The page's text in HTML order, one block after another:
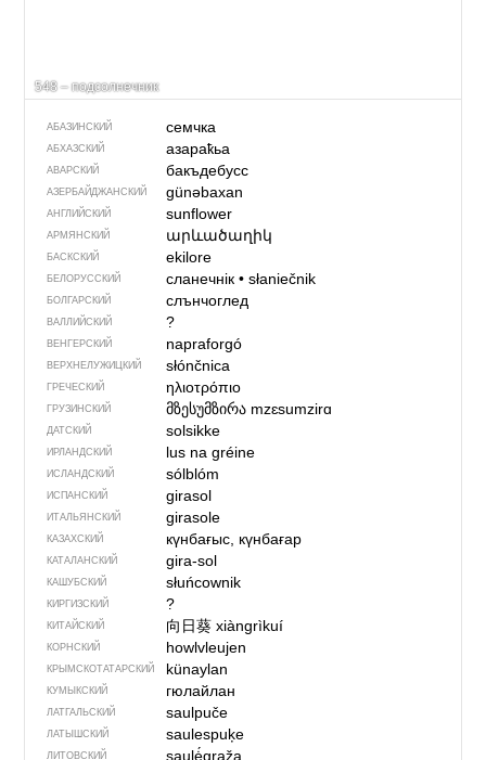
548 – подсолнечник
АБАЗИНСКИЙ семчка
АБХАЗСКИЙ азараҟьа
АВАРСКИЙ бакъдебусс
АЗЕРБАЙДЖАН­СКИЙ günəbaxan
АНГЛИЙСКИЙ sunflower
АРМЯНСКИЙ արևածաղիկ
БАСКСКИЙ ekilore
БЕЛОРУССКИЙ сланечнік• słaniečnik
БОЛГАРСКИЙ слънчоглед
ВАЛЛИЙСКИЙ ?
ВЕНГЕРСКИЙ napraforgó
ВЕРХНЕЛУЖИЦКИЙ słónčnica
ГРЕЧЕСКИЙ ηλιοτρόπιο
ГРУЗИНСКИЙ მზესუმზირა mzɛsumzirɑ
ДАТСКИЙ solsikke
ИРЛАНДСКИЙ lus na gréine
ИСЛАНДСКИЙ sólblóm
ИСПАНСКИЙ girasol
ИТАЛЬЯНСКИЙ girasole
КАЗАХСКИЙ күнбағыс, күнбағар
КАТАЛАНСКИЙ gira-sol
КАШУБСКИЙ słuńcownik
КИРГИЗСКИЙ ?
КИТАЙСКИЙ 向日葵xiàngrìkuí
КОРНСКИЙ howlvleujen
КРЫМСКО­ТАТАРСКИЙ künaylan
КУМЫКСКИЙ гюлайлан
ЛАТГАЛЬСКИЙ saulpuče
ЛАТЫШСКИЙ saulespuķe
ЛИТОВСКИЙ saulė́grąža